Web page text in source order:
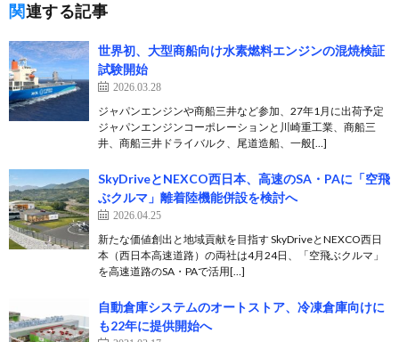
関連する記事
世界初、大型商船向け水素燃料エンジンの混焼検証
試験開始
2026.03.28
ジャパンエンジンや商船三井など参加、27年1月に出荷予定
ジャパンエンジンコーポレーションと川崎重工業、商船三
井、商船三井ドライバルク、尾道造船、一般[…]
SkyDriveとNEXCO西日本、高速のSA・PAに「空飛
ぶクルマ」離着陸機能併設を検討へ
2026.04.25
新たな価値創出と地域貢献を目指す SkyDriveとNEXCO西日
本（西日本高速道路）の両社は4月24日、「空飛ぶクルマ」
を高速道路のSA・PAで活用[…]
自動倉庫システムのオートストア、冷凍倉庫向けに
も22年に提供開始へ